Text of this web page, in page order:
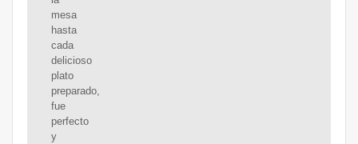
mesa
hasta
cada
delicioso
plato
preparado,
fue
perfecto
y